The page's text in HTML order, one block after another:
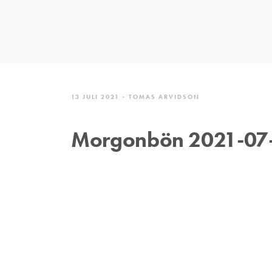
Morgonbön 2021-
TOMAS ARVIDSON
13 JULI 2021